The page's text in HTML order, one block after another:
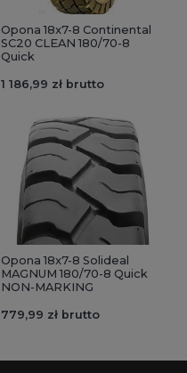
Opona 18x7-8 Continental
SC20 CLEAN 180/70-8
Quick
1 186,99 zł brutto
Opona 18x7-8 Solideal
MAGNUM 180/70-8 Quick
NON-MARKING
779,99 zł brutto